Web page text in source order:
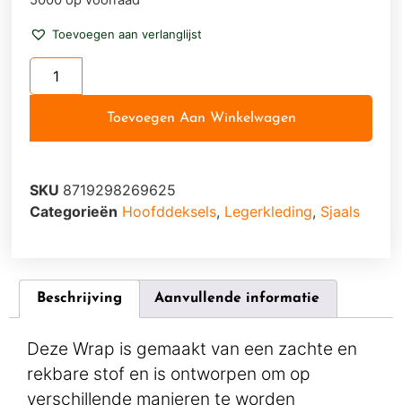
Toevoegen aan verlanglijst
Toevoegen Aan Winkelwagen
SKU 8719298269625
Categorieën Hoofddeksels, Legerkleding, Sjaals
Beschrijving Aanvullende informatie
Deze Wrap is gemaakt van een zachte en
rekbare stof en is ontworpen om op
verschillende manieren te worden